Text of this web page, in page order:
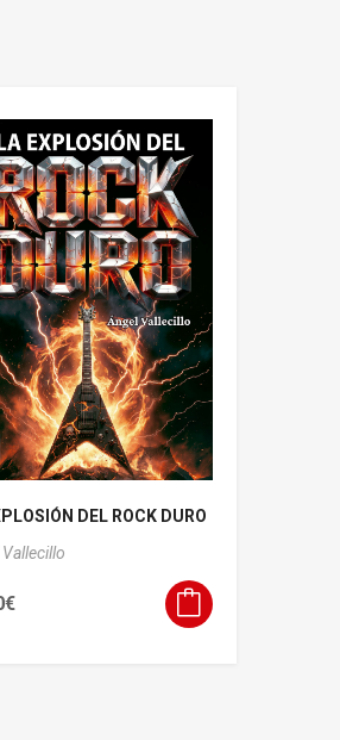
DEL ROCK DURO
€